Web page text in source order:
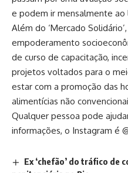
e podem ir mensalmente ao
Além do ‘Mercado
empoderamento
de curso de capacitação,
projetos voltados para o
estar com a promoção das
alimentícias não
Qualquer pessoa pode
informações, o Instagram é
Ex ‘chefão’ do tráfico de